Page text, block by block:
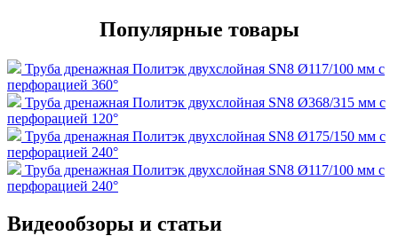
Популярные товары
Труба дренажная Политэк двухслойная SN8 Ø117/100 мм с
перфорацией 360°
Труба дренажная Политэк двухслойная SN8 Ø368/315 мм с
перфорацией 120°
Труба дренажная Политэк двухслойная SN8 Ø175/150 мм с
перфорацией 240°
Труба дренажная Политэк двухслойная SN8 Ø117/100 мм с
перфорацией 240°
Видеообзоры и статьи